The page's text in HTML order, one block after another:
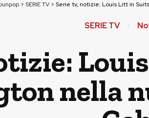
> SERIE TV> Serie tv, notizie: Louis Litt in
SERIE TV
nella